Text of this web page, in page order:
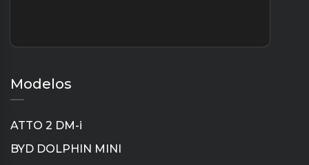
Modelos
ATTO 2 DM-i
BYD DOLPHIN MINI